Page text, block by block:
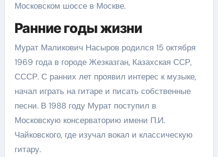
Московском шоссе в Москве.
Ранние годы жизни
Мурат Маликович Насыров родился 15 октября
1969 года в городе Жезказган, Казахская ССР,
СССР. С ранних лет проявил интерес к музыке,
начал играть на гитаре и писать собственные
песни. В 1988 году Мурат поступил в
Московскую консерваторию имени П.И.
Чайковского, где изучал вокал и классическую
гитару.